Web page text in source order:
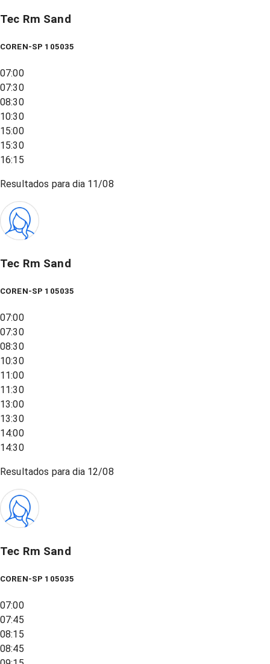
Tec Rm Sand
COREN-SP 105035
07:00
07:30
08:30
10:30
15:00
15:30
16:15
Resultados para dia 11/08
Tec Rm Sand
COREN-SP 105035
07:00
07:30
08:30
10:30
11:00
11:30
13:00
13:30
14:00
14:30
Resultados para dia 12/08
Tec Rm Sand
COREN-SP 105035
07:00
07:45
08:15
08:45